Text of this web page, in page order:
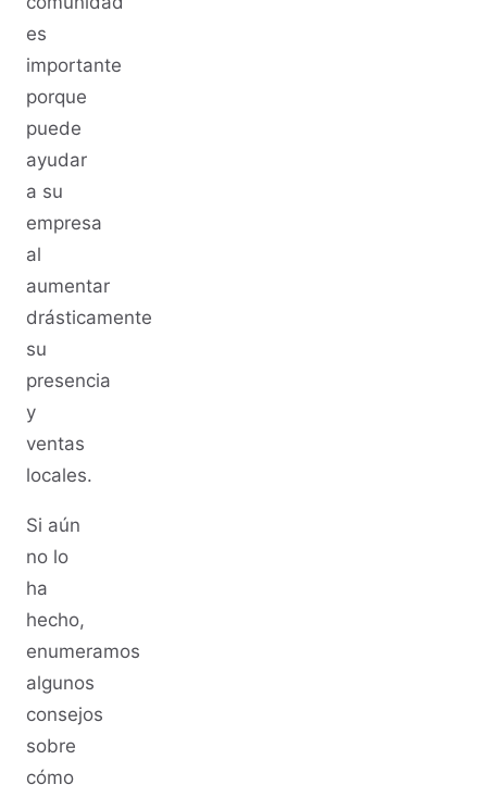
es
importante
porque
puede
ayudar
a su
empresa
al
aumentar
drásticamente
su
presencia
y
ventas
locales.
Si aún
no lo
ha
hecho,
enumeramos
algunos
consejos
sobre
cómo